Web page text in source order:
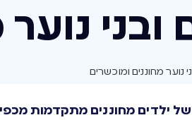
ובני
נוער מחוננים ומוכשרים
של ילדים מחוננים מתקדמות